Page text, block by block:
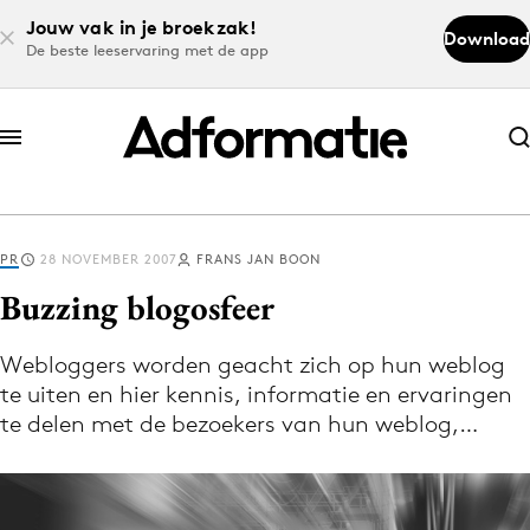
Jouw vak in je broekzak!
De beste leeservaring met de app
Download
Abonneer nu
Abonneer nu
Log in
Download de app
Volg het laatste nieuws via de Adformatie
Nieuws app
PR 28 NOVEMBER 2007 FRANS JAN BOON
Buzzing blogosfeer
Webloggers worden geacht zich op hun weblog
te uiten en hier kennis, informatie en ervaringen
te delen met de bezoekers van hun weblog,…